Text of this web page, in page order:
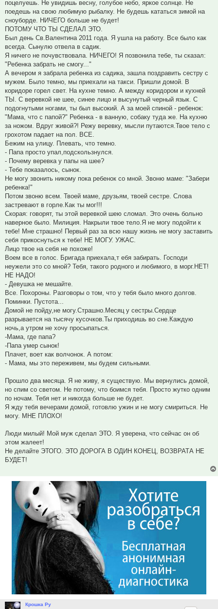
поцелуешь. Не увидишь весну, голубое небо, яркое солнце. Не
поедешь на свою любимую рыбалку. Не будешь кататься зимой на
сноуборде. НИЧЕГО больше не будет!
ПОТОМУ ЧТО ТЫ СДЕЛАЛ ЭТО.
Был день Св.Валентина 2011 года. Я ушла на работу. Все было как
всегда. Сынулю отвела в садик.
Я ничего не почувствовала. НИЧЕГО! Я позвонила тебе, ты сказал:
"Ребенка забрать не смогу..."
А вечером я забрала ребенка из садика, зашла поздравить сестру с
мужем. Было темно, мы приехали на такси. Пришли домой. В
коридоре горел свет. На кухне темно. А между коридором и кухней
ТЫ. С веревкой не шее, синее лицо и высунутый черный язык. С
подогнутыми ногами, ты был высокий. А за моей спиной - ребенок:
"Мама, что с папой?" Ребенка - в ванную, собаку туда же. На кухню
за ножом. Вдруг живой?! Режу веревку, мысли путаются.Твое тело с
грохотом падает на пол. ВСЕ.
Бежим на улицу. Плевать, что темно.
- Папа просто упал,подскользнулся.
- Почему веревка у папы на шее?
- Тебе показалось, сынок.
Не могу звонить никому пока ребенок со мной. Звоню маме: "Забери
ребенка!"
Потом звоню всем. Твоей маме, друзьям, твоей сестре. Слова
застревают в горле.Как ты мог!!!
Скорая: говорят, ты этой веревкой шею сломал. Это очень больно
наверное было. Милиция. Накрыли твое тело.Я не могу подойти к
тебе! Мне страшно! Первый раз за всю нашу жизнь не могу заставить
себя прикоснуться к тебе! НЕ МОГУ. УЖАС.
Лицо твое на себя не похоже!
Воем все в голос. Бригада приехала,т ебя забирать. Господи
неужели это со мной? Тебя, такого родного и любимого, в морг.НЕТ!
НЕ НАДО!
- Девушка не мешайте.
Все. Похороны. Разговоры о том, что у тебя было много долгов.
Поминки. Пустота...
Домой не пойду,не могу.Страшно.Месяц у сестры.Сердце
разрывается на тысячу кусочков.Ты приходишь во сне.Каждую
ночь,а утром не хочу просыпаться.
-Мама, где папа?
-Папа умер сынок!
Плачет, воет как волчонок. А потом:
- Мама, мы это переживем, мы будем сильными.
Прошло два месяца. Я не живу, я существую. Мы вернулись домой,
но спим со светом. Не потому, что боимся тебя. Просто жутко одним
по ночам. Тебя нет и никогда больше не будет.
Я жду тебя вечерами домой, готовлю ужин и не могу смириться. Не
могу. МНЕ ПЛОХО!
Люди милый! Мой муж сделал ЭТО. Я уверена, что сейчас он об
этом жалеет!
Не делайте ЭТОГО. ЭТО ДОРОГА В ОДИН КОНЕЦ, ВОЗВРАТА НЕ
БУДЕТ!
Крошка Ру